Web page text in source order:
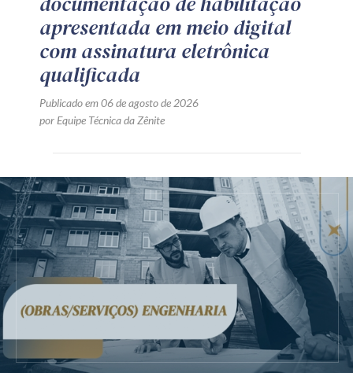
apresentada em meio digital
com assinatura eletrônica
qualificada
Publicado em 06 de agosto de 2026
por Equipe Técnica da Zênite